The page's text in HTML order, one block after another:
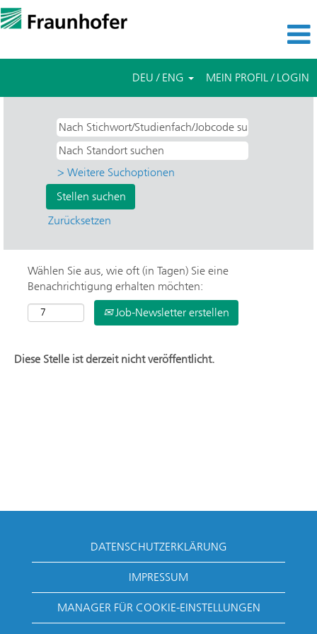
DEU / ENG MEIN PROFIL / LOGIN
> Weitere Suchoptionen
Zurücksetzen
Wählen Sie aus, wie oft (in Tagen) Sie eine
Benachrichtigung erhalten möchten:
Job-Newsletter erstellen
Diese Stelle ist derzeit nicht veröffentlicht.
DATENSCHUTZERKLÄRUNG
IMPRESSUM
MANAGER FÜR COOKIE-EINSTELLUNGEN